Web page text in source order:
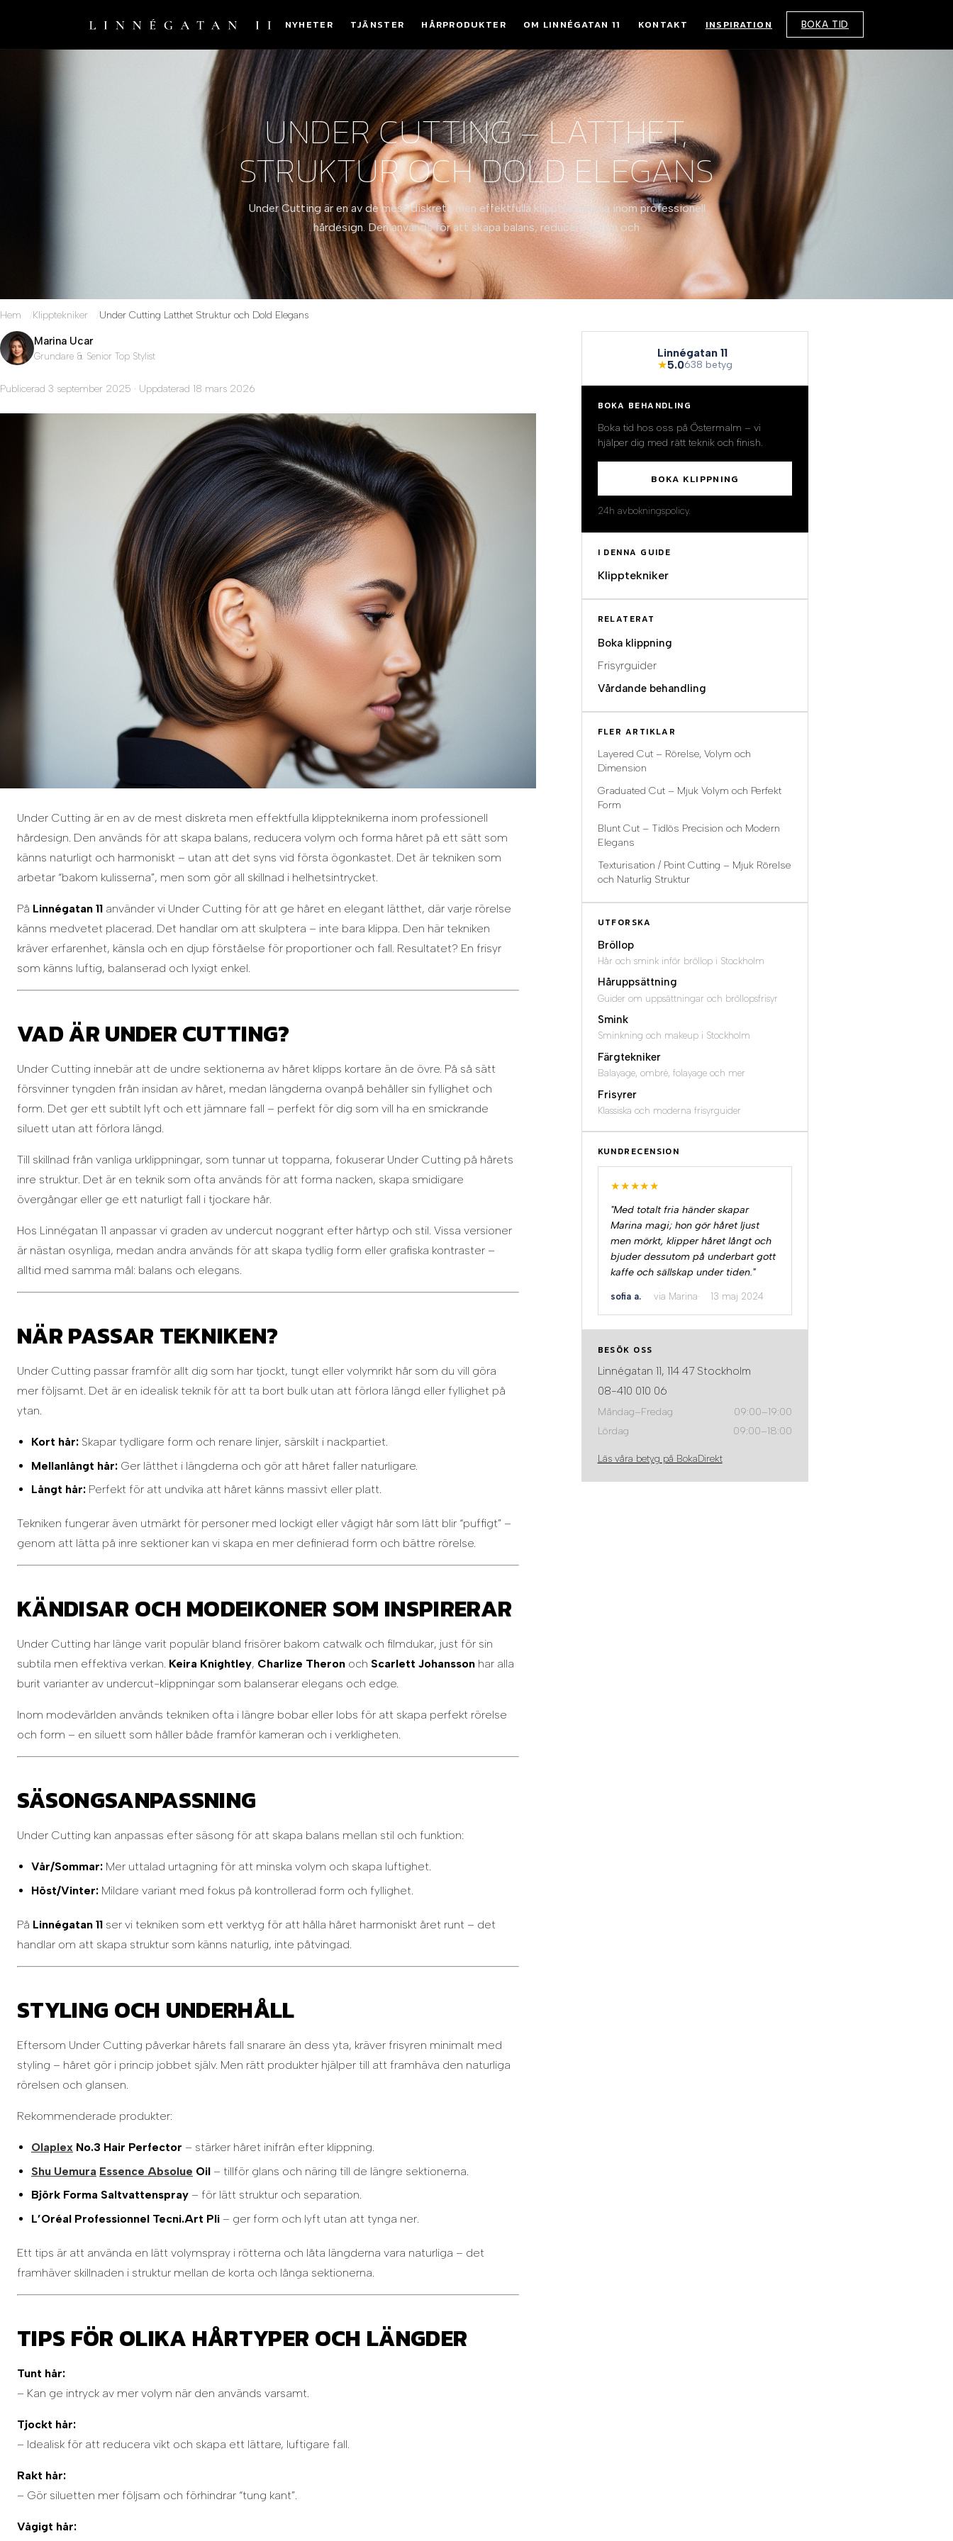
NYHETER TJÄNSTER HÅRPRODUKTER OM LINNÉGATAN 11 KONTAKT INSPIRATION BOKA TID
UNDER CUTTING – LÄTTHET,
STRUKTUR OCH DOLD ELEGANS
Under Cutting är en av de mest diskreta men effektfulla klippteknikerna inom professionell
hårdesign. Den används för att skapa balans, reducera volym och
Hem Klipptekniker Under Cutting Latthet Struktur och Dold Elegans
Marina Ucar
Grundare & Senior Top Stylist
Publicerad 3 september 2025 · Uppdaterad 18 mars 2026
Under Cutting är en av de mest diskreta men effektfulla klippteknikerna inom professionell
hårdesign. Den används för att skapa balans, reducera volym och forma håret på ett sätt som
känns naturligt och harmoniskt – utan att det syns vid första ögonkastet. Det är tekniken som
arbetar “bakom kulisserna”, men som gör all skillnad i helhetsintrycket.
På Linnégatan 11 använder vi Under Cutting för att ge håret en elegant lätthet, där varje rörelse
känns medvetet placerad. Det handlar om att skulptera – inte bara klippa. Den här tekniken
kräver erfarenhet, känsla och en djup förståelse för proportioner och fall. Resultatet? En frisyr
som känns luftig, balanserad och lyxigt enkel.
VAD ÄR UNDER CUTTING?
Under Cutting innebär att de undre sektionerna av håret klipps kortare än de övre. På så sätt
försvinner tyngden från insidan av håret, medan längderna ovanpå behåller sin fyllighet och
form. Det ger ett subtilt lyft och ett jämnare fall – perfekt för dig som vill ha en smickrande
siluett utan att förlora längd.
Till skillnad från vanliga urklippningar, som tunnar ut topparna, fokuserar Under Cutting på hårets
inre struktur. Det är en teknik som ofta används för att forma nacken, skapa smidigare
övergångar eller ge ett naturligt fall i tjockare hår.
Hos Linnégatan 11 anpassar vi graden av undercut noggrant efter hårtyp och stil. Vissa versioner
är nästan osynliga, medan andra används för att skapa tydlig form eller grafiska kontraster –
alltid med samma mål: balans och elegans.
NÄR PASSAR TEKNIKEN?
Under Cutting passar framför allt dig som har tjockt, tungt eller volymrikt hår som du vill göra
mer följsamt. Det är en idealisk teknik för att ta bort bulk utan att förlora längd eller fyllighet på
ytan.
Kort hår: Skapar tydligare form och renare linjer, särskilt i nackpartiet.
Mellanlångt hår: Ger lätthet i längderna och gör att håret faller naturligare.
Långt hår: Perfekt för att undvika att håret känns massivt eller platt.
Tekniken fungerar även utmärkt för personer med lockigt eller vågigt hår som lätt blir “puffigt” –
genom att lätta på inre sektioner kan vi skapa en mer definierad form och bättre rörelse.
KÄNDISAR OCH MODEIKONER SOM INSPIRERAR
Under Cutting har länge varit populär bland frisörer bakom catwalk och filmdukar, just för sin
subtila men effektiva verkan. Keira Knightley, Charlize Theron och Scarlett Johansson har alla
burit varianter av undercut-klippningar som balanserar elegans och edge.
Inom modevärlden används tekniken ofta i längre bobar eller lobs för att skapa perfekt rörelse
och form – en siluett som håller både framför kameran och i verkligheten.
SÄSONGSANPASSNING
Under Cutting kan anpassas efter säsong för att skapa balans mellan stil och funktion:
Vår/Sommar: Mer uttalad urtagning för att minska volym och skapa luftighet.
Höst/Vinter: Mildare variant med fokus på kontrollerad form och fyllighet.
På Linnégatan 11 ser vi tekniken som ett verktyg för att hålla håret harmoniskt året runt – det
handlar om att skapa struktur som känns naturlig, inte påtvingad.
STYLING OCH UNDERHÅLL
Eftersom Under Cutting påverkar hårets fall snarare än dess yta, kräver frisyren minimalt med
styling – håret gör i princip jobbet själv. Men rätt produkter hjälper till att framhäva den naturliga
rörelsen och glansen.
Rekommenderade produkter:
Olaplex No.3 Hair Perfector – stärker håret inifrån efter klippning.
Shu Uemura Essence Absolue Oil – tillför glans och näring till de längre sektionerna.
Björk Forma Saltvattenspray – för lätt struktur och separation.
L’Oréal Professionnel Tecni.Art Pli – ger form och lyft utan att tynga ner.
Ett tips är att använda en lätt volymspray i rötterna och låta längderna vara naturliga – det
framhäver skillnaden i struktur mellan de korta och långa sektionerna.
TIPS FÖR OLIKA HÅRTYPER OCH LÄNGDER
Tunt hår:
– Kan ge intryck av mer volym när den används varsamt.
Tjockt hår:
– Idealisk för att reducera vikt och skapa ett lättare, luftigare fall.
Rakt hår:
– Gör siluetten mer följsam och förhindrar “tung kant”.
Vågigt hår:
Linnégatan 11
★5.0638 betyg
BOKA BEHANDLING
Boka tid hos oss på Östermalm – vi
hjälper dig med rätt teknik och finish.
BOKA KLIPPNING
24h avbokningspolicy.
I DENNA GUIDE
Klipptekniker
RELATERAT
Boka klippning
Frisyrguider
Vårdande behandling
FLER ARTIKLAR
Layered Cut – Rörelse, Volym och
Dimension
Graduated Cut – Mjuk Volym och Perfekt
Form
Blunt Cut – Tidlös Precision och Modern
Elegans
Texturisation / Point Cutting – Mjuk Rörelse
och Naturlig Struktur
UTFORSKA
Bröllop
Hår och smink inför bröllop i Stockholm
Håruppsättning
Guider om uppsättningar och bröllopsfrisyr
Smink
Sminkning och makeup i Stockholm
Färgtekniker
Balayage, ombré, folayage och mer
Frisyrer
Klassiska och moderna frisyrguider
KUNDRECENSION
★★★★★
"Med totalt fria händer skapar
Marina magi; hon gör håret ljust
men mörkt, klipper håret långt och
bjuder dessutom på underbart gott
kaffe och sällskap under tiden."
sofia a. via Marina 13 maj 2024
BESÖK OSS
Linnégatan 11, 114 47 Stockholm
08-410 010 06
Måndag–Fredag
09:00–19:00
Lördag
09:00–18:00
Läs våra betyg på BokaDirekt